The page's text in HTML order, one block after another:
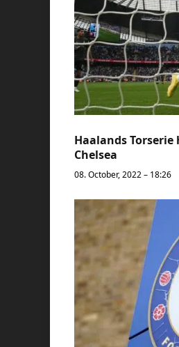
Haalands
Chelsea
08. October, 2022 – 18:26